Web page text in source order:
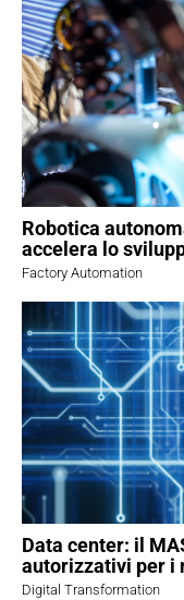
Robotica
accelera lo
Factory Automation
Data center: il
autorizzativi per i
Digital Transformation